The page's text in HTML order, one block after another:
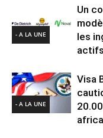
- A LA UNE
Un
les
- A LA UNE
Visa